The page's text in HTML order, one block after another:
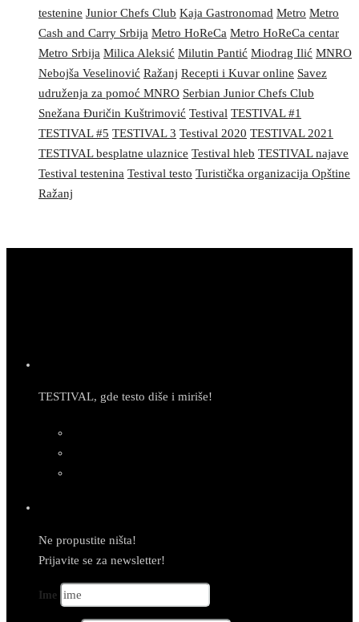
testenine Junior Chefs Club Kaja Gastronomad Metro Metro
Cash and Carry Srbija Metro HoReCa Metro HoReCa centar
Metro Srbija Milica Aleksić Milutin Pantić Miodrag Ilić MNRO
Nebojša Veselinović Ražanj Recepti i Kuvar online Savez
udruženja za pomoć MNRO Serbian Junior Chefs Club
Snežana Đuričin Kuštrimović Testival TESTIVAL #1
TESTIVAL #5 TESTIVAL 3 Testival 2020 TESTIVAL 2021
TESTIVAL besplatne ulaznice Testival hleb TESTIVAL najave
Testival testenina Testival testo Turistička organizacija Opštine
Ražanj
TESTIVAL, gde testo diše i miriše!
Ne propustite ništa!
Prijavite se za newsletter!
Ime